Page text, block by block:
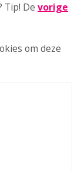
Tip! De vorige
om deze